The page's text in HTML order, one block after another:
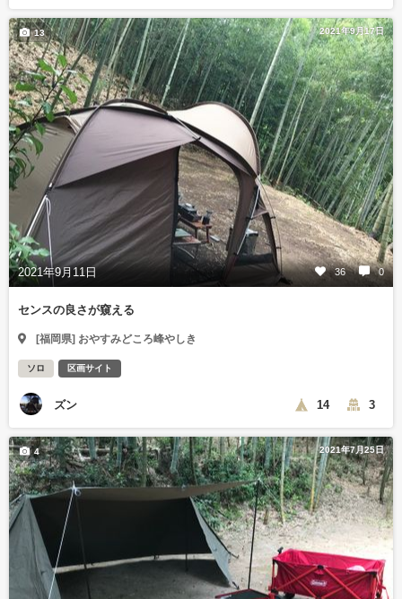
2021年9月17日
2021年9月11日 36 0
13
センスの良さが窺える
[福岡県] おやすみどころ峰やしき
ソロ 区画サイト
ズン 14 3
2021年7月25日
4